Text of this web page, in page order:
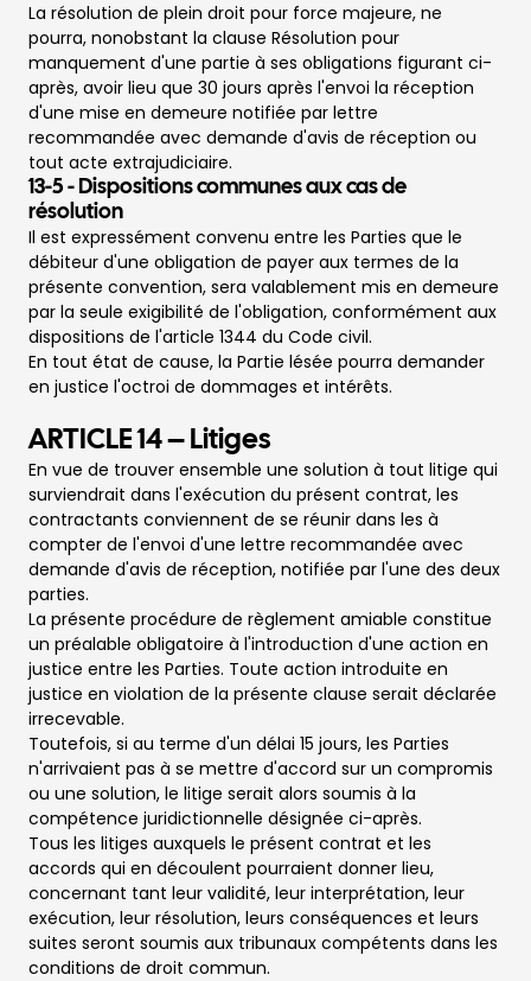
La résolution de plein droit pour force majeure, ne
pourra, nonobstant la clause Résolution pour
manquement d'une partie à ses obligations figurant ci-
après, avoir lieu que 30 jours après l'envoi la réception
d'une mise en demeure notifiée par lettre
recommandée avec demande d'avis de réception ou
tout acte extrajudiciaire.
13-5 - Dispositions communes aux cas de
résolution
Il est expressément convenu entre les Parties que le
débiteur d'une obligation de payer aux termes de la
présente convention, sera valablement mis en demeure
par la seule exigibilité de l'obligation, conformément aux
dispositions de l'article 1344 du Code civil.
En tout état de cause, la Partie lésée pourra demander
en justice l'octroi de dommages et intérêts.
ARTICLE 14 – Litiges
En vue de trouver ensemble une solution à tout litige qui
surviendrait dans l'exécution du présent contrat, les
contractants conviennent de se réunir dans les à
compter de l'envoi d'une lettre recommandée avec
demande d'avis de réception, notifiée par l'une des deux
parties.
La présente procédure de règlement amiable constitue
un préalable obligatoire à l'introduction d'une action en
justice entre les Parties. Toute action introduite en
justice en violation de la présente clause serait déclarée
irrecevable.
Toutefois, si au terme d'un délai 15 jours, les Parties
n'arrivaient pas à se mettre d'accord sur un compromis
ou une solution, le litige serait alors soumis à la
compétence juridictionnelle désignée ci-après.
Tous les litiges auxquels le présent contrat et les
accords qui en découlent pourraient donner lieu,
concernant tant leur validité, leur interprétation, leur
exécution, leur résolution, leurs conséquences et leurs
suites seront soumis aux tribunaux compétents dans les
conditions de droit commun.